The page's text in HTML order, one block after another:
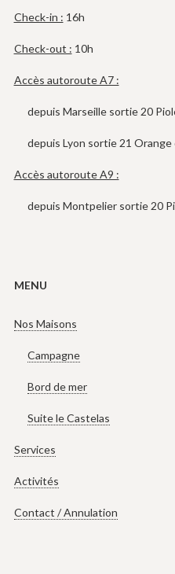
Check-in : 16h
Check-out : 10h
Accès autoroute A7 :
depuis Marseille sortie 20
depuis Lyon sortie 21
Accès autoroute A9 :
depuis Montpelier sortie 20
MENU
Nos Maisons
Campagne
Bord de mer
Suite le Castelas
Services
Activités
Contact / Annulation